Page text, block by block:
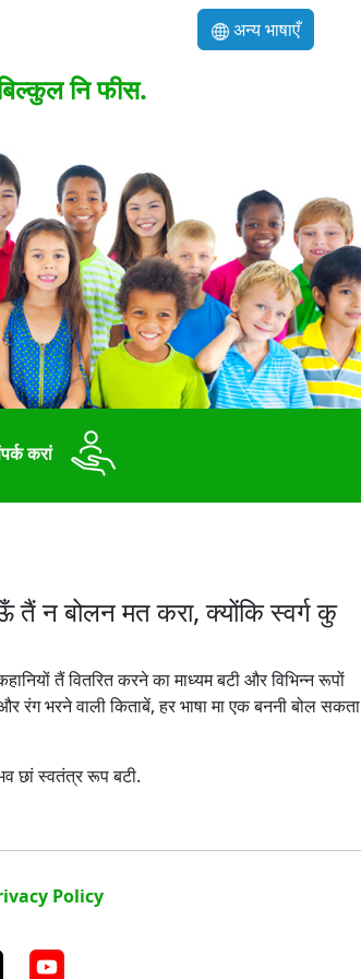
नि फीस.
अन्य भाषाएँ
करां
न बोलन मत करा, क्योंकि स्वर्ग कु
तैं वितरित करने का माध्यम बटी और विभिन्न रूपों
रंग भरने वाली किताबें, हर भाषा मा एक बननी बोल सकता
छां स्वतंत्र रूप बटी.
Policy